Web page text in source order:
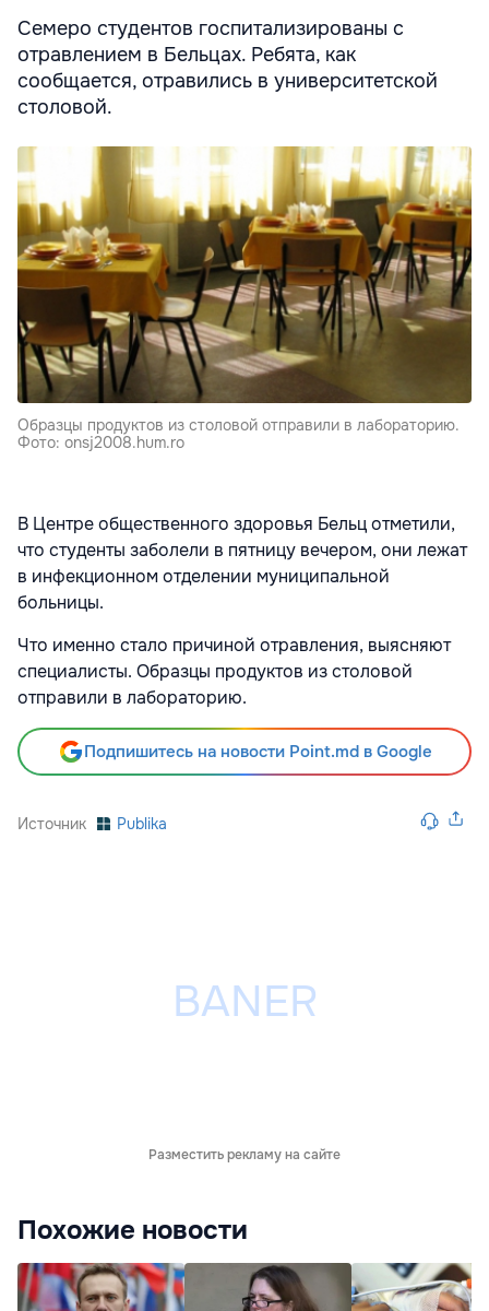
Семеро студентов госпитализированы с
отравлением в Бельцах. Ребята, как
сообщается, отравились в университетской
столовой.
Образцы продуктов из столовой отправили в лабораторию.
Фото: onsj2008.hum.ro
В Центре общественного здоровья Бельц отметили,
что студенты заболели в пятницу вечером, они лежат
в инфекционном отделении муниципальной
больницы.
Что именно стало причиной отравления, выясняют
специалисты. Образцы продуктов из столовой
отправили в лабораторию.
Подпишитесь на новости Point.md в Google
Источник Publika
Разместить рекламу на сайте
Похожие новости